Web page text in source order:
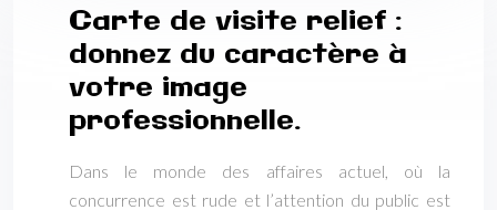
Carte de visite relief :
donnez du caractère à
votre image
professionnelle.
Dans le monde des affaires actuel, où la
concurrence est rude et l’attention du public est